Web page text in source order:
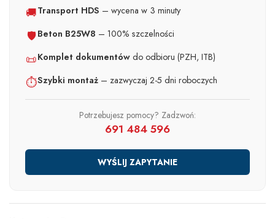
🚚Transport HDS – wycena w 3 minuty
🛡️Beton B25W8 – 100% szczelności
📜Komplet dokumentów do odbioru (PZH, ITB)
⏱️Szybki montaż – zazwyczaj 2-5 dni roboczych
Potrzebujesz pomocy? Zadzwoń:
691 484 596
WYŚLIJ ZAPYTANIE